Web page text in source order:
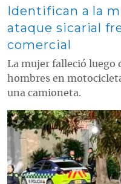
Identifican a la
ataque sicarial
comercial
La mujer falleció luego
hombres en
una camioneta.
Contenido multimedia